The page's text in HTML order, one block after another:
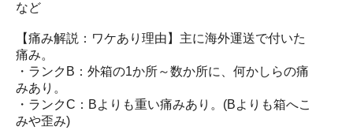
など
【痛み解説：ワケあり理由】主に海外運送で付いた
痛み。
・ランクB：外箱の1か所～数か所に、何かしらの痛
みあり。
・ランクC：Bよりも重い痛みあり。(Bよりも箱へこ
みや歪み)